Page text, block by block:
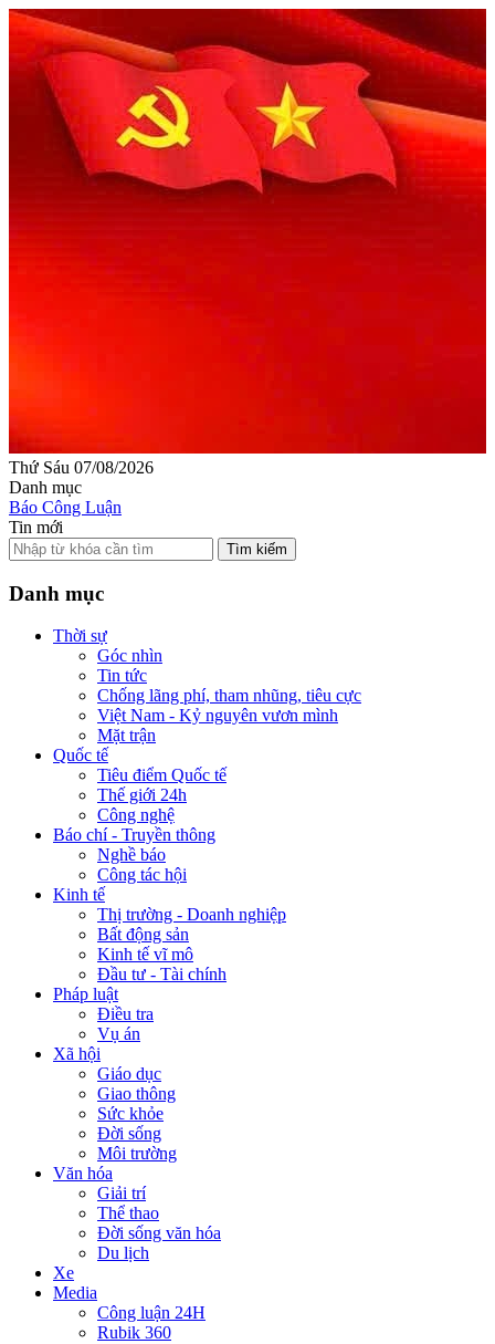
Thứ Sáu 07/08/2026
Danh mục
Báo Công Luận
Tin mới
Tìm kiếm
Danh mục
Thời sự
Góc nhìn
Tin tức
Chống lãng phí, tham nhũng, tiêu cực
Việt Nam - Kỷ nguyên vươn mình
Mặt trận
Quốc tế
Tiêu điểm Quốc tế
Thế giới 24h
Công nghệ
Báo chí - Truyền thông
Nghề báo
Công tác hội
Kinh tế
Thị trường - Doanh nghiệp
Bất động sản
Kinh tế vĩ mô
Đầu tư - Tài chính
Pháp luật
Điều tra
Vụ án
Xã hội
Giáo dục
Giao thông
Sức khỏe
Đời sống
Môi trường
Văn hóa
Giải trí
Thể thao
Đời sống văn hóa
Du lịch
Xe
Media
Công luận 24H
Rubik 360